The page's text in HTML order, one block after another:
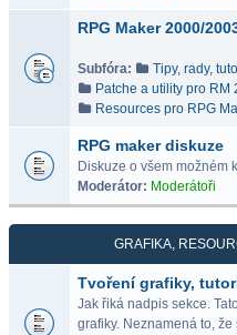
RPG Maker 2000/
Subfóra: Tipy, rady,
Patche a utility pro RM
Resources pro RPG
RPG maker diskuze
Diskuze o všem možném
Moderátor: Moderátoři
GRAFIKA,
Tvoření grafiky,
Jak řiká nadpis sekce.
grafiky. Neznamená to,